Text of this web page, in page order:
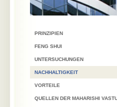
PRINZIPIEN
FENG SHUI
UNTERSUCHUNGEN
NACHHALTIGKEIT
VORTEILE
QUELLEN DER MAHARISHI